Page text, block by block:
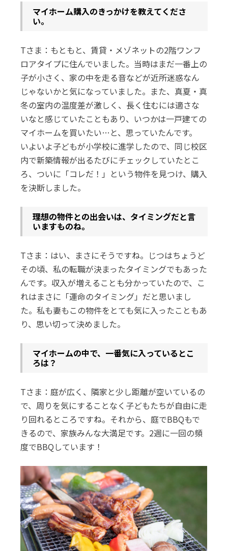
――マイホーム購入のきっかけを教えてくださ
い。
Tさま：もともと、賃貸・メゾネットの2階ワンフ
ロアタイプに住んでいました。当時はまだ一番上の
子が小さく、家の中を走る音などが近所迷惑なん
じゃないかと気になっていました。また、真夏・真
冬の室内の温度差が激しく、長く住むには適さな
いなと感じていたこともあり、いつかは一戸建ての
マイホームを買いたい…と、思っていたんです。
いよいよ子どもが小学校に進学したので、同じ校区
内で新築情報が出るたびにチェックしていたとこ
ろ、ついに「コレだ！」という物件を見つけ、購入
を決断しました。
――理想の物件との出会いは、タイミングだと言
いますものね。
Tさま：はい、まさにそうですね。じつはちょうど
その頃、私の転職が決まったタイミングでもあった
んです。収入が増えることも分かっていたので、こ
れはまさに「運命のタイミング」だと思いまし
た。私も妻もこの物件をとても気に入ったこともあ
り、思い切って決めました。
――マイホームの中で、一番気に入っているとこ
ろは？
Tさま：庭が広く、隣家と少し距離が空いているの
で、周りを気にすることなく子どもたちが自由に走
り回れるところですね。それから、庭でBBQもで
きるので、家族みんな大満足です。2週に一回の頻
度でBBQしています！